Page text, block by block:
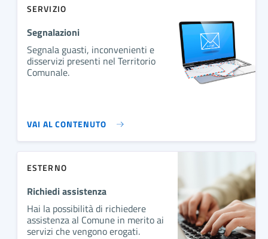
SERVIZIO
Segnalazioni
Segnala guasti, inconvenienti e
disservizi presenti nel Territorio
Comunale.
VAI AL CONTENUTO
ESTERNO
Richiedi assistenza
Hai la possibilità di richiedere
assistenza al Comune in merito ai
servizi che vengono erogati.